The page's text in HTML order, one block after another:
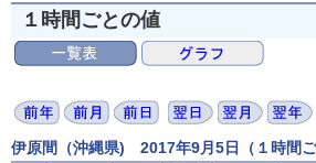
１時間ごとの値
伊原間（沖縄県) 2017年9月5日（１時間ご